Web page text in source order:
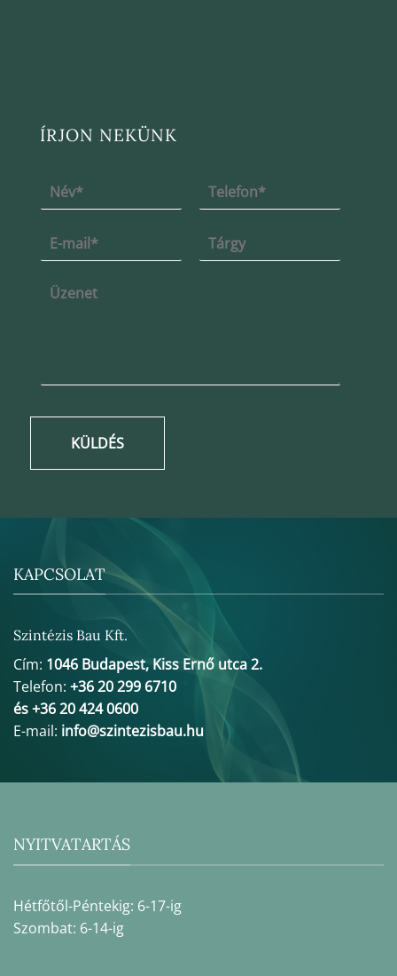
ÍRJON NEKÜNK
KÜLDÉS
KAPCSOLAT
Szintézis Bau Kft.
Cím: 1046 Budapest, Kiss Ernő utca 2.
Telefon: +36 20 299 6710
és +36 20 424 0600
E-mail: info@szintezisbau.hu
NYITVATARTÁS
Hétfőtől-Péntekig: 6-17-ig
Szombat: 6-14-ig